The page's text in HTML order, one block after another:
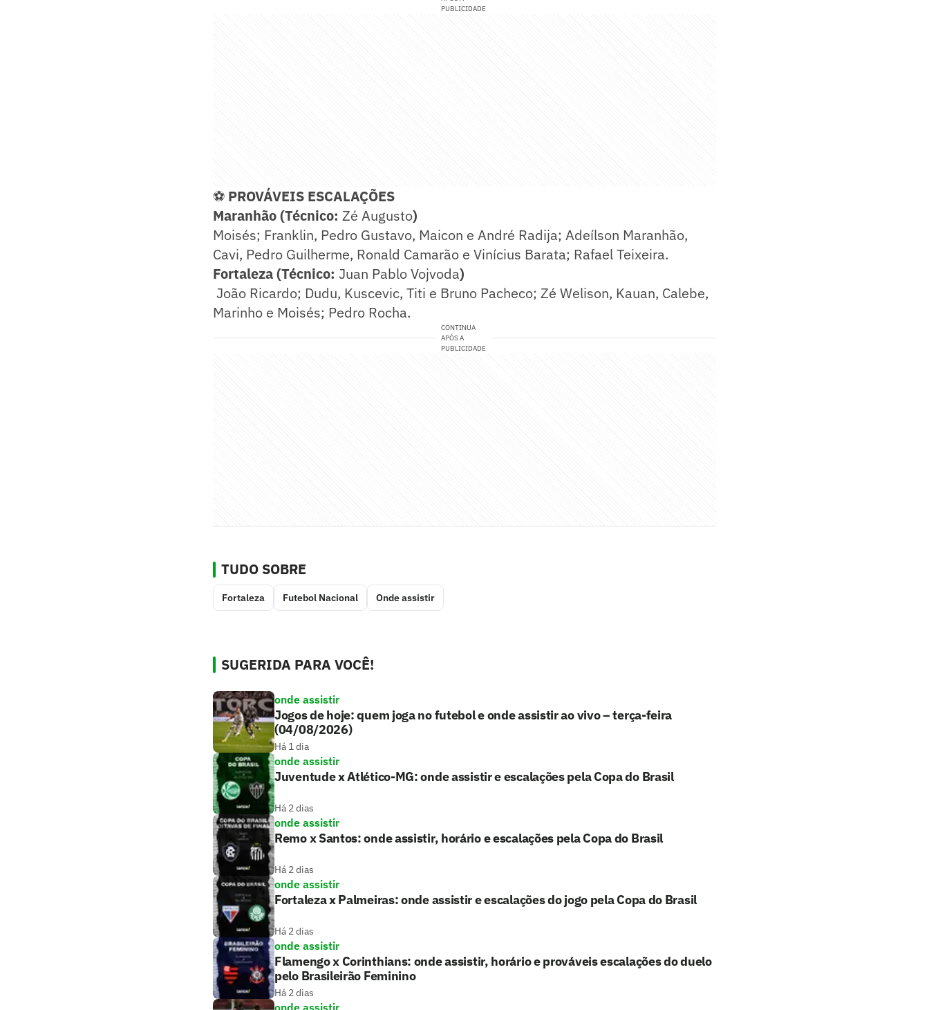
PUBLICIDADE
⚽ PROVÁVEIS ESCALAÇÕES
Maranhão (Técnico: Zé Augusto)
Moisés; Franklin, Pedro Gustavo, Maicon e André Radija; Adeílson Maranhão,
Cavi, Pedro Guilherme, Ronald Camarão e Vinícius Barata; Rafael Teixeira.
Fortaleza (Técnico: Juan Pablo Vojvoda)
João Ricardo; Dudu, Kuscevic, Titi e Bruno Pacheco; Zé Welison, Kauan, Calebe,
Marinho e Moisés; Pedro Rocha.
CONTINUA
APÓS A
PUBLICIDADE
TUDO SOBRE
Fortaleza Futebol Nacional Onde assistir
SUGERIDA PARA VOCÊ!
onde assistir
Jogos de hoje: quem joga no futebol e onde assistir ao vivo – terça-feira
(04/08/2026)
Há 1 dia
onde assistir
Juventude x Atlético-MG: onde assistir e escalações pela Copa do Brasil
Há 2 dias
onde assistir
Remo x Santos: onde assistir, horário e escalações pela Copa do Brasil
Há 2 dias
onde assistir
Fortaleza x Palmeiras: onde assistir e escalações do jogo pela Copa do Brasil
Há 2 dias
onde assistir
Flamengo x Corinthians: onde assistir, horário e prováveis escalações do duelo
pelo Brasileirão Feminino
Há 2 dias